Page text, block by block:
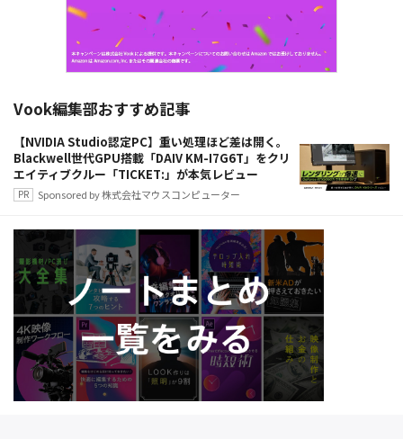
Vook編集部おすすめ記事
【NVIDIA Studio認定PC】重い処理ほど差は開く。
Blackwell世代GPU搭載「DAIV KM-I7G6T」をクリ
エイティブクルー「TICKET:」が本気レビュー
Sponsored by 株式会社マウスコンピューター